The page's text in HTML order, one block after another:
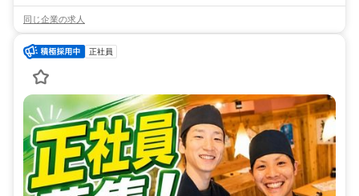
同じ企業の求人
正社員